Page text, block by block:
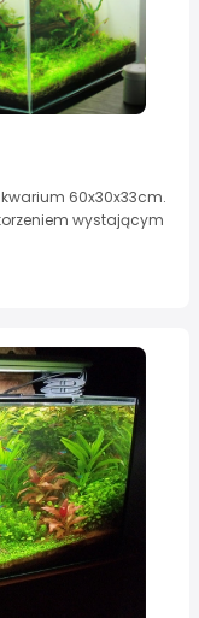
60x30x33cm.
wystającym